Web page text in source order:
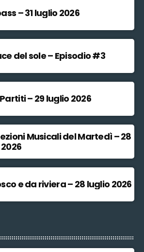
– 31 luglio 2026
del sole – Episodio #3
– 29 luglio 2026
Musicali del Martedì – 28
e da riviera – 28 luglio 2026